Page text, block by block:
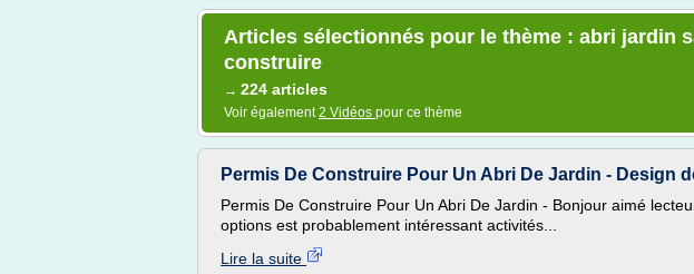
Articles sélectionnés pour le thème : abri jardin
construire
→ 224 articles
Voir également2 Vidéos pour ce thème
Permis De Construire Pour Un Abri De Jardin - Design
Permis De Construire Pour Un Abri De Jardin - Bonjour aimé
options est probablement intéressant activités...
Lire la suite